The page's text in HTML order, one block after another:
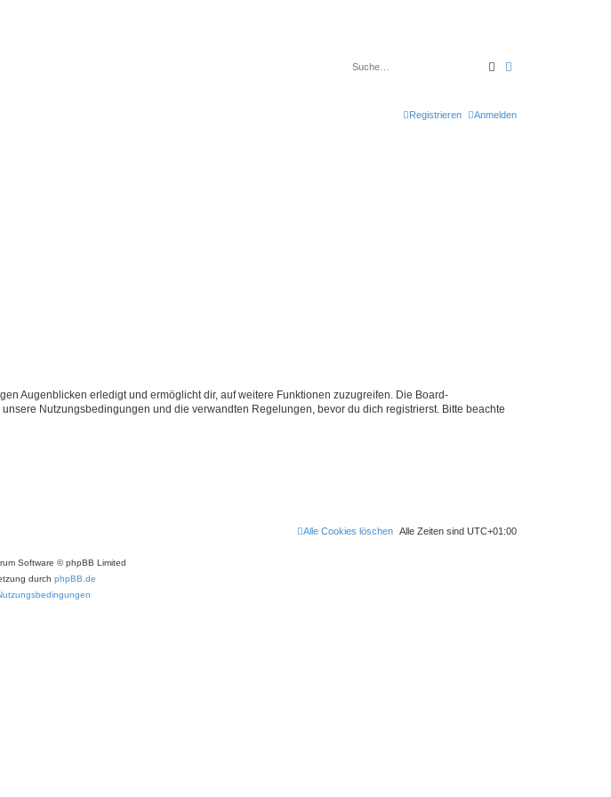
Suche
Anmelden
Registrieren
Augenblicken erledigt und ermöglicht dir, auf weitere Funktionen zuzugreifen. Die Board-
Nutzungsbedingungen und die verwandten Regelungen, bevor du dich registrierst. Bitte beachte
Alle Zeiten sind UTC+01:00
Alle Cookies löschen
Software © phpBB Limited
durch phpBB.de